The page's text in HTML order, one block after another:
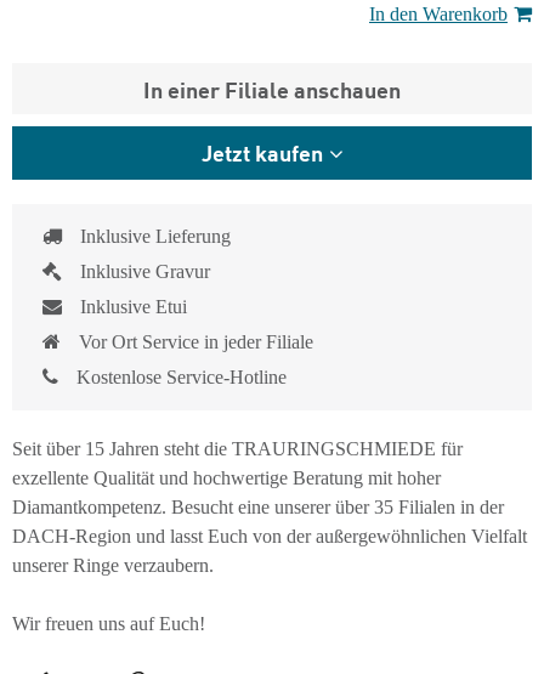
In den Warenkorb
In einer Filiale anschauen
Jetzt kaufen
Inklusive Lieferung
Inklusive Gravur
Inklusive Etui
Vor Ort Service in jeder Filiale
Kostenlose Service-Hotline
Seit über 15 Jahren steht die TRAURINGSCHMIEDE für
exzellente Qualität und hochwertige Beratung mit hoher
Diamantkompetenz. Besucht eine unserer über 35 Filialen in der
DACH-Region und lasst Euch von der außergewöhnlichen Vielfalt
unserer Ringe verzaubern.
Wir freuen uns auf Euch!